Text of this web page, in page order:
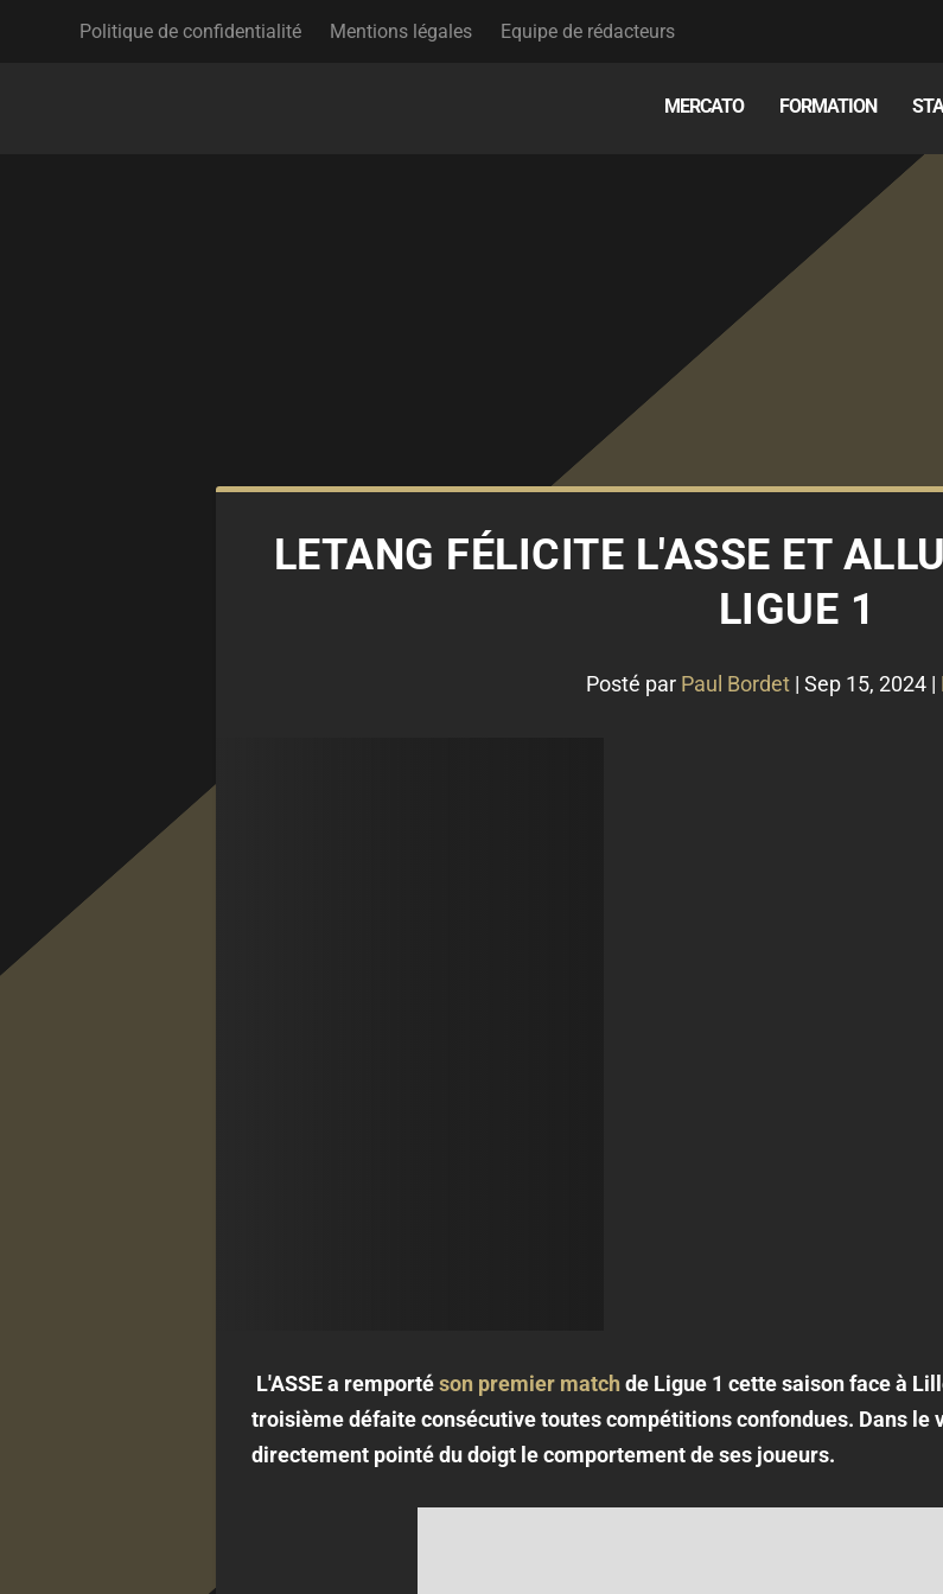
Politique de confidentialité Mentions légales Equipe de rédacteurs
MERCATO FORMATION
LETANG FÉLICITE L'ASSE ET
LIGUE 1
Posté par Paul Bordet| Sep 15, 2024|
L'ASSE a remportéson premier matchde Ligue 1 cette saison face à
troisième défaite consécutive toutes compétitions confondues. Dans le
directement pointé du doigt le comportement de ses joueurs.